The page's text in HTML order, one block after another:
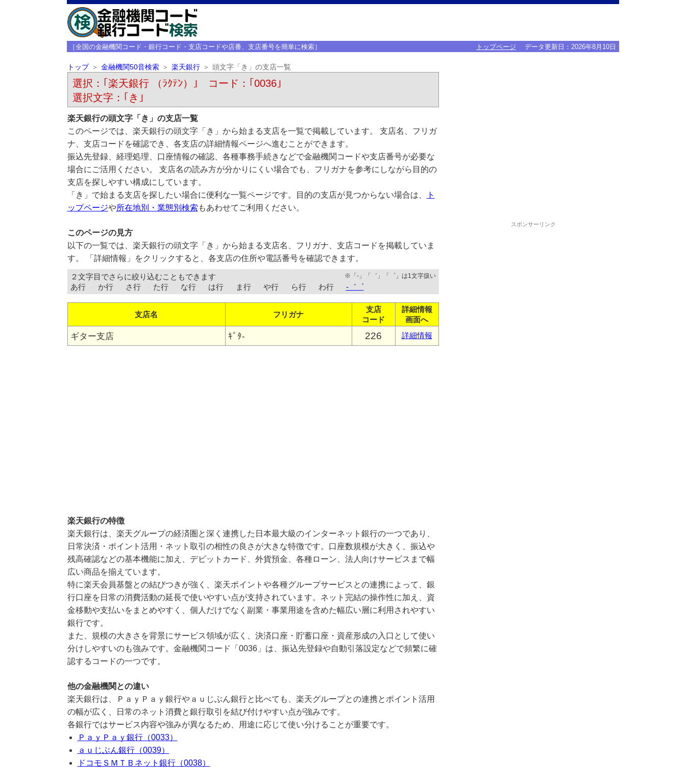
［全国の金融機関コード・銀行コード・支店コードや店番、支店番号を簡単に検索］ トップページ データ更新日： 2026年8月10日
トップ 金融機関50音検索 楽天銀行 頭文字「き」の支店一覧
選択：｢楽天銀行 （ﾗｸﾃﾝ）｣ コード：｢0036｣
選択文字：｢き｣
楽天銀行の頭文字「き」の支店一覧
このページでは、楽天銀行の頭文字「き」から始まる支店を一覧で掲載しています。 支店名、フリガ
ナ、支店コードを確認でき、各支店の詳細情報ページへ進むことができます。
振込先登録、経理処理、口座情報の確認、各種事務手続きなどで金融機関コードや支店番号が必要な
場合にご活用ください。 支店名の読み方が分かりにくい場合でも、フリガナを参考にしながら目的の
支店を探しやすい構成にしています。
「き」で始まる支店を探したい場合に便利な一覧ページです。目的の支店が見つからない場合は、
ト
ップページや所在地別・業態別検索 もあわせてご利用ください。
このページの見方
以下の一覧では、楽天銀行の頭文字「き」から始まる支店名、フリガナ、支店コードを掲載していま
す。 「詳細情報」をクリックすると、各支店の住所や電話番号を確認できます。
２文字目でさらに絞り込むこともできます ※「-」「゛」「゜」は1文字扱い
あ行 か行 さ行 た行 な行 は行 ま行 や行 ら行 わ行 -゛゜
支店名 フリガナ
支店
コード
詳細情報
画面へ
ギター支店 ｷﾞﾀ- 226 詳細情報
楽天銀行の特徴
楽天銀行は、楽天グループの経済圏と深く連携した日本最大級のインターネット銀行の一つであり、
日常決済・ポイント活用・ネット取引の相性の良さが大きな特徴です。口座数規模が大きく、振込や
残高確認などの基本機能に加え、デビットカード、外貨預金、各種ローン、法人向けサービスまで幅
広い商品を揃えています。
特に楽天会員基盤との結びつきが強く、楽天ポイントや各種グループサービスとの連携によって、銀
行口座を日常の消費活動の延長で使いやすい点が支持されています。ネット完結の操作性に加え、資
金移動や支払いをまとめやすく、個人だけでなく副業・事業用途を含めた幅広い層に利用されやすい
銀行です。
また、規模の大きさを背景にサービス領域が広く、決済口座・貯蓄口座・資産形成の入口として使い
分けしやすいのも強みです。金融機関コード「0036」は、振込先登録や自動引落設定などで頻繁に確
認するコードの一つです。
他の金融機関との違い
楽天銀行は、ＰａｙＰａｙ銀行やａｕじぶん銀行と比べても、楽天グループとの連携とポイント活用
の幅が広く、日常のネット消費と銀行取引を結び付けやすい点が強みです。
各銀行ではサービス内容や強みが異なるため、用途に応じて使い分けることが重要です。
ＰａｙＰａｙ銀行（0033）
ａｕじぶん銀行（0039）
ドコモＳＭＴＢネット銀行（0038）
スポンサーリンク